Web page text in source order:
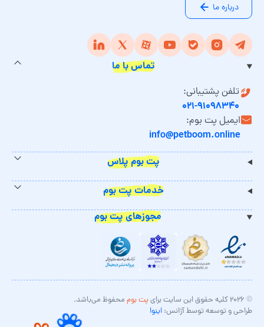
درباره ما
تماس با ما
تلفن پشتیبانی:
۰۲۱-۹۱۰۹۸۳۴۰
ایمیل پت بوم:
info@petboom.online
پت بوم پلاس
خدمات پت بوم
مجوزهای پت بوم
© ۲۰۲۶ کلیه حقوق این سایت برای پت بوم محفوظ می‌باشد.
طراحی و توسعه توسط آژانس: اینوا